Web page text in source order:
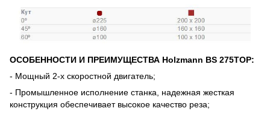
ОСОБЕННОСТИ И ПРЕИМУЩЕСТВА Holzmann BS 275TOP:
- Мощный 2-х скоростной двигатель;
- Промышленное исполнение станка, надежная жесткая
конструкция обеспечивает высокое качество реза;